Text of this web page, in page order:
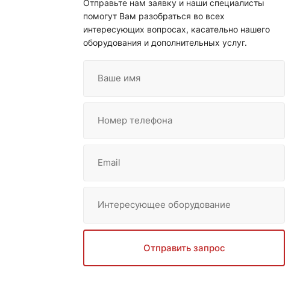
Отправьте нам заявку и наши специалисты
помогут Вам разобраться во всех
интересующих вопросах, касательно нашего
оборудования и дополнительных услуг.
Ваше имя
Номер телефона
Email
Интересующее оборудование
Отправить запрос